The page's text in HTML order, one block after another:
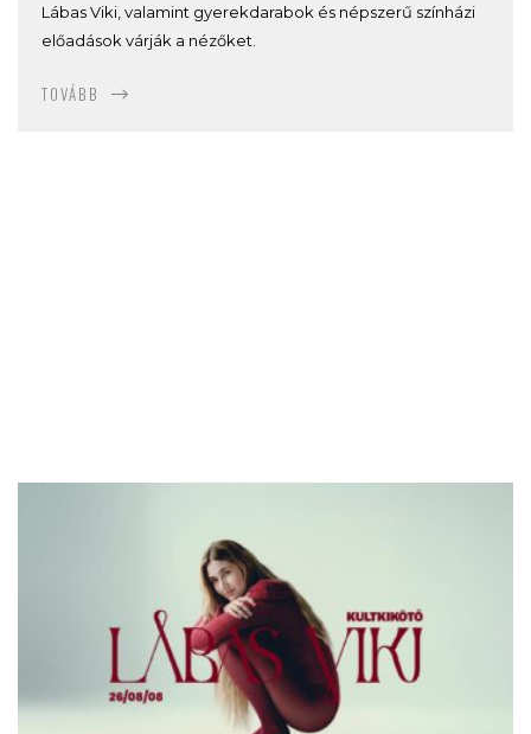
Lábas Viki, valamint gyerekdarabok és népszerű színházi
előadások várják a nézőket.
TOVÁBB